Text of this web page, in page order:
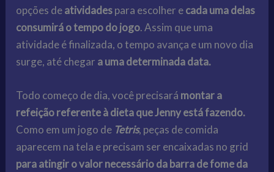
opções deatividadespara escolher ecada uma delas
consumirá o tempo do jogo. Assim que uma
atividade é finalizada, o tempo avança e um novo dia
surge, até chegar a uma determinada data.
Todo começo de dia, você precisará montar a
refeição referente à dieta que Jenny está fazendo.
Como em um jogo de Tetris, peças de comida
aparecem na tela e precisam ser encaixadas no grid
para atingir o valor necessário da barra de fome da